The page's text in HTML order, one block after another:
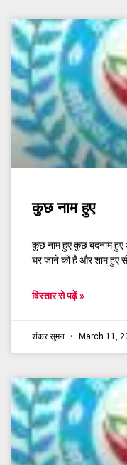
कुछ नाम हुए
कुछ नाम हुए कुछ बदनाम
घर जाने को है और शाम हुए
विस्तार से पढ़ें »
शंकर सुमन March 11,